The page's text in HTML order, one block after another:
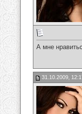
А мне
31.10.2009,